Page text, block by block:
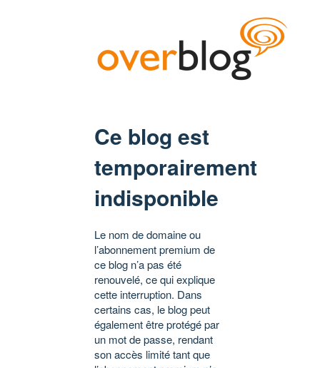
Ce blog est
temporairement
indisponible
Le nom de domaine ou
l’abonnement premium de
ce blog n’a pas été
renouvelé, ce qui explique
cette interruption. Dans
certains cas, le blog peut
également être protégé par
un mot de passe, rendant
son accès limité tant que